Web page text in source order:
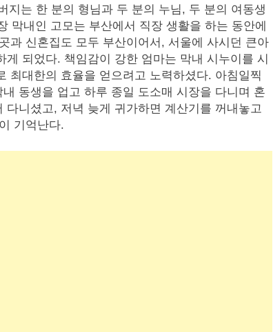
지는 한 분의 형님과 두 분의 누님, 두 분의 여동생
막내인 고모는 부산에서 직장 생활을 하는 동안에
과 신혼집도 모두 부산이어서, 서울에 사시던 큰아
되었다. 책임감이 강한 엄마는 막내 시누이를 시
최대한의 효율을 얻으려고 노력하셨다. 아침일찍
동생을 업고 하루 종일 도소매 시장을 다니며 혼
니셨고, 저녁 늦게 귀가하면 계산기를 꺼내놓고
기억난다.